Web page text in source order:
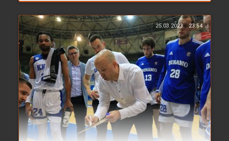
25.03.2023. 23:54